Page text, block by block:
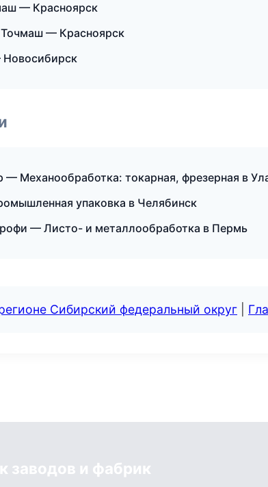
— Красноярск
— Красноярск
— Механообработка: токарная, фрезерная в
упаковка в Челябинск
— Листо- и металлообработка в Пермь
Сибирский федеральный округ
заводов и фабрик